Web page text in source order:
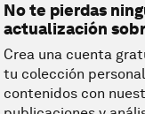
No te pierdas
actualización
Crea una cuenta
tu colección
contenidos con